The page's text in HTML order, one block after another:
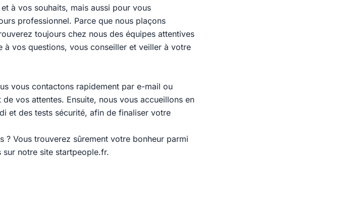
à vos souhaits, mais aussi pour vous
professionnel. Parce que nous plaçons
toujours chez nous des équipes attentives
vos questions, vous conseiller et veiller à votre
vous contactons rapidement par e-mail ou
vos attentes. Ensuite, nous vous accueillons en
et des tests sécurité, afin de finaliser votre
Vous trouverez sûrement votre bonheur parmi
notre site startpeople.fr.